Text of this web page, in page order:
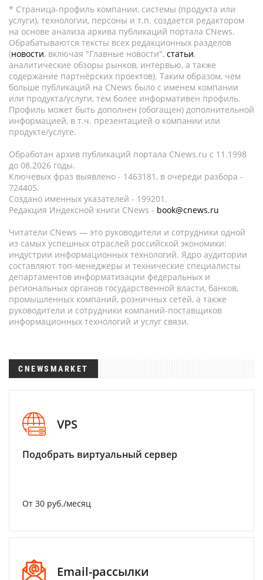
* Страница-профиль компании, системы (продукта или
услуги), технологии, персоны и т.п. создается редактором
на основе анализа архива публикаций портала CNews.
Обрабатываются тексты всех редакционных разделов
(новости, включая "Главные новости", статьи,
аналитические обзоры рынков, интервью, а также
содержание партнёрских проектов). Таким образом, чем
больше публикаций на CNews было с именем компании
или продукта/услуги, тем более информативен профиль.
Профиль может быть дополнен (обогащен) дополнительной
информацией, в т.ч. презентацией о компании или
продукте/услуге.
Обработан архив публикаций портала CNews.ru c 11.1998
до 08.2026 годы.
Ключевых фраз выявлено - 1463181, в очереди разбора -
724405.
Создано именных указателей - 199201.
Редакция Индексной книги CNews - book@cnews.ru
Читатели CNews — это руководители и сотрудники одной
из самых успешных отраслей российской экономики:
индустрии информационных технологий. Ядро аудитории
составляют топ-менеджеры и технические специалисты
департаментов информатизации федеральных и
региональных органов государственной власти, банков,
промышленных компаний, розничных сетей, а также
руководители и сотрудники компаний-поставщиков
информационных технологий и услуг связи.
CNEWSMARKET
VPS
Подобрать виртуальный сервер
От 30 руб./месяц
Email-рассылки